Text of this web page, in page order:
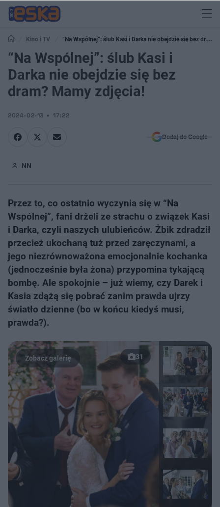
Kino i TV
“Na Wspólnej”: ślub Kasi i Darka nie obejdzie się bez dram?
Mamy zdjęcia!
“Na Wspólnej”: ślub Kasi i
Darka nie obejdzie się bez
dram? Mamy zdjęcia!
2024-02-13 17:22
Dodaj do Google
NN
Przez to, co ostatnio wyczynia się w “Na
Wspólnej”, fani drżeli ze strachu o związek Kasi
i Darka, czyli naszych ulubieńców. Żbik zdradził
przecież ukochaną tuż przed zaręczynami, a
jego niezrównoważona emocjonalnie kochanka
(jednocześnie była żona) przypomina tykającą
bombę. Ale spokojnie – już wiemy, czy Darek i
Kasia zdążą się pobrać zanim prawda ujrzy
światło dzienne (bo w końcu kiedyś musi,
prawda?).
31